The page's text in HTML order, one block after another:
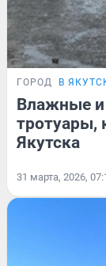
ГОРОД В
Влажные
тротуары,
Якутска
31 марта, 2026,